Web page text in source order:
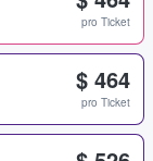
pro Ticket
$ 464
pro Ticket